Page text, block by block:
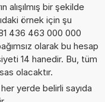
alışılmış bir şekilde
örnek için şu
436 463 000 000
olarak bu hesap
14 hanedir. Bu, tüm
olacaktır.
yerde belirli sayıda